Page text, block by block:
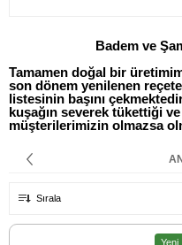
Badem ve
Tamamen doğal bir
son dönem yenilenen
listesinin başını
kuşağın severek tükettiği
müşterilerimizin olmazsa
Sırala
Yeni